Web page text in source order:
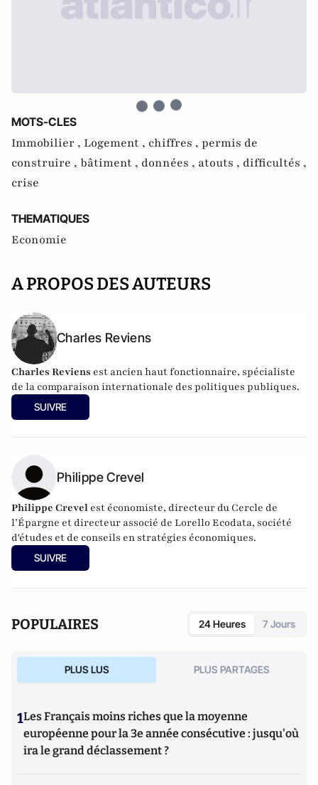
MOTS-CLES
Immobilier , Logement , chiffres , permis de
construire , bâtiment , données , atouts , difficultés ,
crise
THEMATIQUES
Economie
A PROPOS DES AUTEURS
Charles Reviens
Charles Reviens est ancien haut fonctionnaire, spécialiste
de la comparaison internationale des politiques publiques.
SUIVRE
Philippe Crevel
Philippe Crevel est économiste, directeur du Cercle de
l’Épargne et directeur associé de Lorello Ecodata, société
d'études et de conseils en stratégies économiques.
SUIVRE
POPULAIRES 24 Heures 7 Jours
PLUS LUS PLUS PARTAGES
1Les Français moins riches que la moyenne
européenne pour la 3e année consécutive : jusqu'où
ira le grand déclassement ?